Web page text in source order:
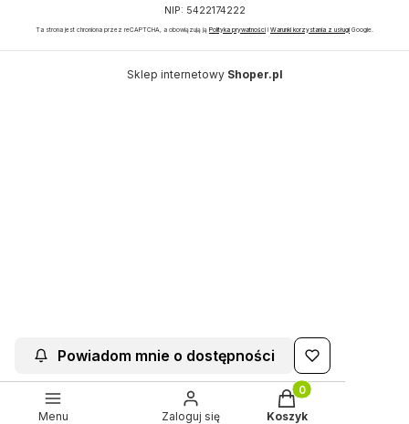
NIP: 5422174222
Ta strona jest chroniona przez reCAPTCHA, a obowiązują ją Polityka prywatności i Warunki korzystania z usługi Google.
Sklep internetowy Shoper.pl
Powiadom mnie o dostępności
Menu Zaloguj się
Produkty w
Koszyk